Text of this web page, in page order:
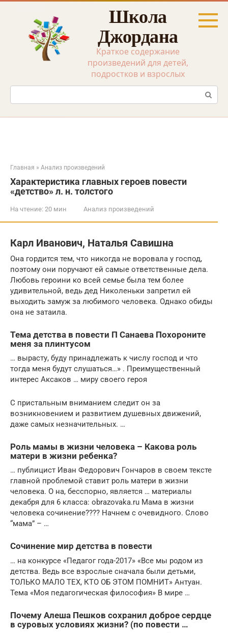
Перейти
Школа
Джордана
Краткое содержание
произведений для детей,
подростков и взрослых
Поиск:
Главная » Анализ произведений
Характеристика главных героев повести
«детство» л. н. толстого
На чтение: 20 мин Анализ произведений
Карл Иванович, Наталья Савишна
Она гордится тем, что никогда не воровала у господ,
поэтому они поручают ей самые ответственные дела.
Любовь героини ко всей семье была тем более
удивительной, ведь дед Николеньки запретил ей
выходить замуж за любимого человека. Однако обиды
она не затаила.
Тема детства в повести П Санаева Похороните
меня за плинтусом
… вырасту, буду принадлежать к числу господ и что
тогда меня будут слушаться…» . Преимущественный
интерес Аксаков … миру своего героя
С пристальным вниманием следит он за
возникновением и развитием душевных движений,
даже самых незначительных. …
Роль мамы в жизни человека – Какова роль
матери в жизни ребенка?
… публицист Иван Федорович Гончаров в своем тексте
главной проблемой ставит роль матери в жизни
человека. О на, бесспорно, является … материалы
декабря для 6 класса: obrazovaka.ru Мама в жизни
человека сочинение???? Начнем с очевидного. Слово
“мама” – …
Сочинение мир детства в повести
… на конкурсе «Педагог года-2017» «Все мы родом из
детства. Ведь все взрослые сначала были детьми,
ТОЛЬКО МАЛО ТЕХ, КТО ОБ ЭТОМ ПОМНИТ» Антуан.
Тема «Моя педагогическая философия» В мире …
Почему Алеша Пешков сохранил доброе сердце
в суровых условиях жизни? (по повести …